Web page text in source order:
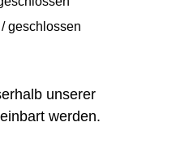
geschlossen
unserer
werden.